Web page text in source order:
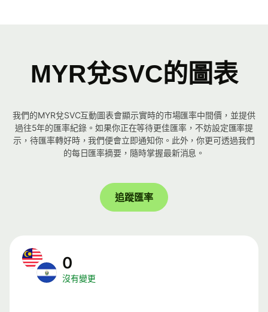
MYR兌SVC的圖表
我們的MYR兌SVC互動圖表會顯示實時的市場匯率中間價，並提供
過往5年的匯率紀錄。如果你正在等待更佳匯率，不妨設定匯率提
示，待匯率轉好時，我們便會立即通知你。此外，你更可透過我們
的每日匯率摘要，隨時掌握最新消息。
追蹤匯率
0
沒有變更